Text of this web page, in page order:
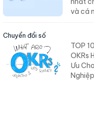
và cá
Chuyển đổi số
TOP
OKRs
Ưu